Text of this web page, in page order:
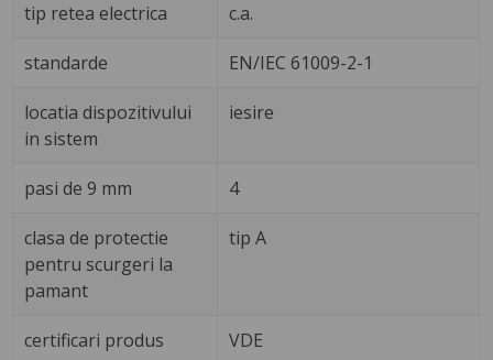
tip retea electrica c.a.
standarde EN/IEC 61009-2-1
locatia dispozitivului
in sistem
iesire
pasi de 9 mm 4
clasa de protectie
pentru scurgeri la
pamant
tip A
certificari produs VDE